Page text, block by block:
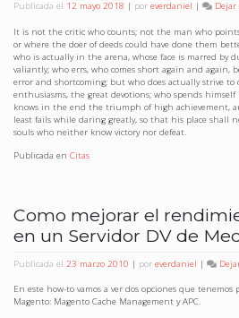
Publicada el 12 mayo 2018 | por everdaniel |
It is not the critic who counts; not the man who
or where the doer of deeds could have done them
who is actually in the arena, whose face is marred by
valiantly; who errs, who comes short again and again,
error and shortcoming; but who does actually strive to
enthusiasms, the great devotions; who spends
knows in the end the triumph of high achievement,
least fails while daring greatly, so that his place shall
souls who neither know victory nor defeat.
Publicada en Citas
Como mejorar el
en un Servidor DV de
Publicada el 23 marzo 2010 | por everdaniel |
En este how-to vamos a ver dos opciones que
Magento: Magento Cache Management y APC.